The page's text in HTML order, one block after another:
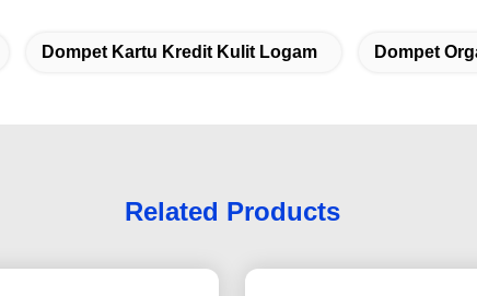
Dompet Kartu Kredit Kulit Logam Dompet
Related Products